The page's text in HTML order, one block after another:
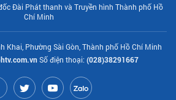
Đài Phát thanh và Truyền hình Thành phố Hồ
Chí Minh
Khai, Phường Sài Gòn, Thành phố Hồ Chí Minh
Số điện thoại: (028)38291667